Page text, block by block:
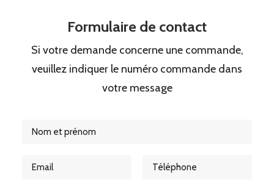
Formulaire de contact
Si votre demande concerne une commande,
veuillez indiquer le numéro commande dans
votre message